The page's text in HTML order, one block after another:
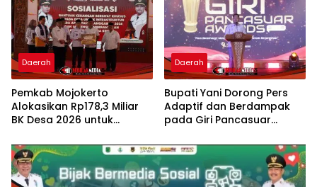
Daerah
Pemkab Mojokerto
Alokasikan Rp178,3 Miliar
BK Desa 2026 untuk
Infrastruktur
Daerah
Bupati Yani Dorong Pers
Adaptif dan Berdampak
pada Giri Pancasuar